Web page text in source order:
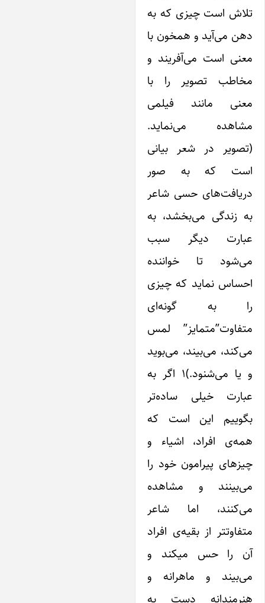
است چیزی که به
می‌آید و همخون با
است می‌آفریند و
تصویر را با
مانند فیلمی
می‌نماید.
در شعر بیانی
که به صور
حسی شاعر
زندگی می‌بخشد، به
‌دیگر سبب
تا خواننده
نماید که چیزی
به گونه‌ای
لمس
می‌بیند، می‌بوید
و‌ یا می‌شنود.)۱ اگر به
خیلی ساده‌تر
این است که
افراد، اشیاء و
پیرامون خود را
و مشاهده
اما شاعر
از بقیه‌ی افراد
را حس میکند و
و ماهرانه و
دست به